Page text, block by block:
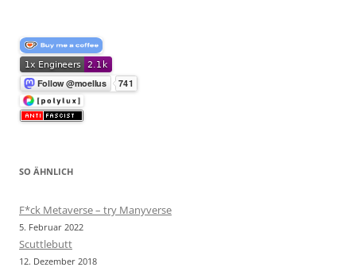
SO ÄHNLICH
F*ck Metaverse – try Manyverse
5. Februar 2022
Scuttlebutt
12. Dezember 2018